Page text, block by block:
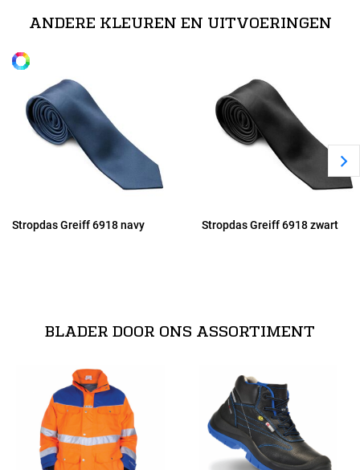
ANDERE KLEUREN EN UITVOERINGEN
Stropdas Greiff 6918 navy Stropdas Greiff 6918 zwart
BLADER DOOR ONS ASSORTIMENT